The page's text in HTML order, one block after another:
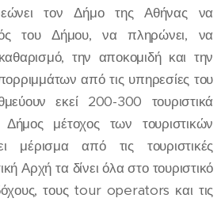
τον Δήμο της Αθήνας να
του Δήμου, να πληρώνει, να
την αποκομιδή και την
από τις υπηρεσίες του
εκεί 200-300 τουριστικά
μέτοχος των τουριστικών
μέρισμα από τις τουριστικές
Αρχή τα δίνει όλα στο τουριστικό
τους tour operators και τις